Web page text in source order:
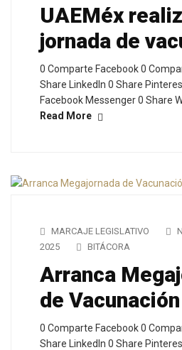
UAEMéx
jornada de
0 Comparte Facebook 0
Share LinkedIn 0 Share
Facebook Messenger 0 Share
Read More
MARCAJE LEGISLATIVO
2025
BITÁCORA
Arranca
de Vacunación
0 Comparte Facebook 0
Share LinkedIn 0 Share